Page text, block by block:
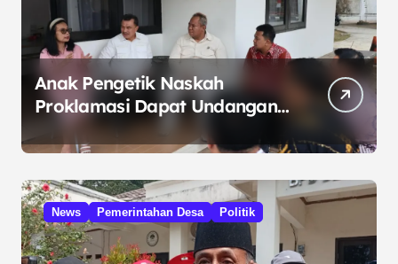
Anak Pengetik Naskah
Proklamasi Dapat Undangan
HUT RI dari Presiden
Prabowo
News Pemerintahan Desa Politik